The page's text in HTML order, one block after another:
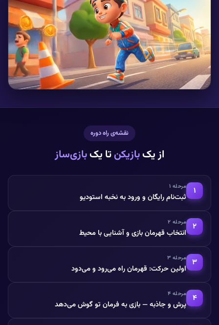
نقشه‌ی راه دوره
از یکبازیکنتا یکبازی‌ساز
۱ مرحله ۱
ثبت‌نام رایگان و ورود به نخبه استودیو
۲ مرحله ۲
انتخاب قهرمان بازی و آشنایی با محیط
۳ مرحله ۳
اولین حرکت: قهرمان راه می‌رود و می‌دود
۴ مرحله ۴
پرش و جاذبه — بازی به فرمان تو گوش می‌دهد